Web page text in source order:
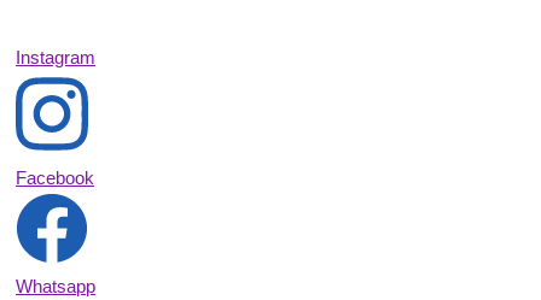
Instagram
Facebook
Whatsapp